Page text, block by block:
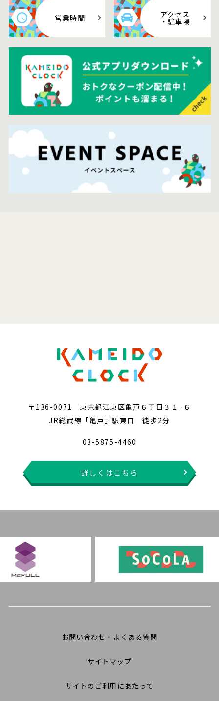
営業時間 アクセス
・駐車場
〒136-0071 東京都江東区亀戸６丁目３１−６
JR総武線「亀戸」駅東口 徒歩2分
03-5875-4460
詳しくはこちら
お問い合わせ・よくある質問
サイトマップ
サイトのご利用にあたって